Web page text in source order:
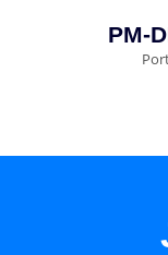
PM-